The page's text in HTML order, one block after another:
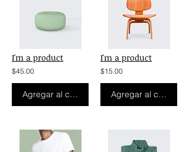
I'm a product
$45.00
Agregar al carrito
I'm a product
$15.00
Agregar al carrito